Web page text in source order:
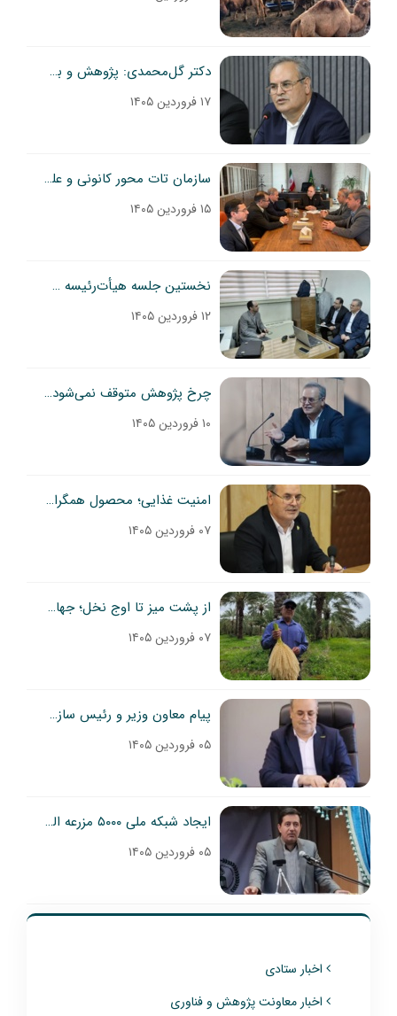
دکتر گل‌محمدی: پژوهش و بهره‌وری محور اصلی تقویت امنیت غذایی کشور است
۱۷ فروردین ۱۴۰۵
سازمان تات محور کانونی و علمی حل مسایل کشاورزی کشور است
۱۵ فروردین ۱۴۰۵
نخستین جلسه هیأت‌رئیسه سازمان تات در سال ۱۴۰۵؛ دوشنبه ۱۰ فروردین ۱۴۰۵ برگزار شد
۱۲ فروردین ۱۴۰۵
چرخ پژوهش متوقف نمی‌شود؛ تصویب ۷۰ پروژه جدید در قلب شرایط بحرانی
۱۰ فروردین ۱۴۰۵
امنیت غذایی؛ محصول همگرایی ملی و دیپلماسی بین‌دستگاهی
۰۷ فروردین ۱۴۰۵
از پشت میز تا اوج نخل؛ جهاد برای امنیت غذایی در روزهای سخت!
۰۷ فروردین ۱۴۰۵
پیام معاون وزیر و رئیس سازمان تحقیقات، آموزش و ترویج کشاورزی به مناسبت فرا رسیدن عید سعید فطر و عید باستانی نوروز ۱۴۰۵بسم‌الله‌الرحمن‌الرحیم «وَ أَن لَیْسَ لِلْإِنسَانِ إِلَّا مَا سَعَىٰ» (نجم/۳۹) با سپاس به درگاه الهی، فرارسیدن ماه شوال و عید سعید فطر،
۰۵ فروردین ۱۴۰۵
ایجاد شبکه ملی ۵۰۰۰ مزرعه الگویی کشاورزی در کشور
۰۵ فروردین ۱۴۰۵
اخبار ستادی
اخبار معاونت پژوهش و فناوری